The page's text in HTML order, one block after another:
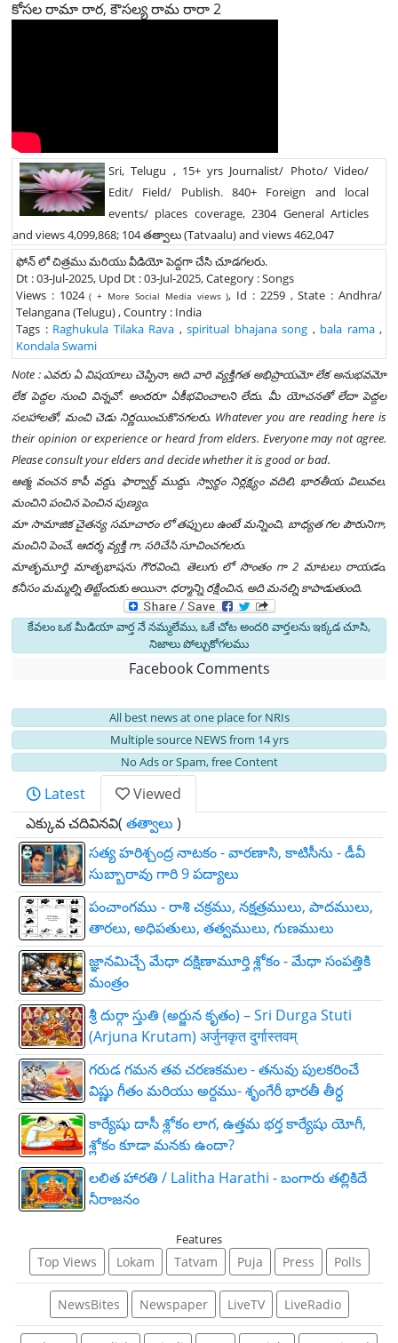
కోసల రామా రార, కౌసల్య రామ రారా 2
Sri, Telugu , 15+ yrs Journalist/ Photo/ Video/
Edit/ Field/ Publish. 840+ Foreign and local
events/ places coverage, 2304 General Articles
and views 4,099,868; 104 తత్వాలు (Tatvaalu) and views 462,047
ఫోన్ లో చిత్రము మరియు వీడియో పెద్దగా చేసి చూడగలరు.
Dt : 03-Jul-2025, Upd Dt : 03-Jul-2025, Category : Songs
Views : 1024( + More Social Media views ), Id : 2259 , State : Andhra/
Telangana (Telugu) , Country : India
Tags : Raghukula Tilaka Rava , spiritual bhajana song , bala rama,
Kondala Swami
Note : ఎవరు ఏ విషయాలు చెప్పినా, అది వారి వ్యక్తిగత అభిప్రాయమో లేక అనుభవమో
లేక పెద్దల నుంచి విన్నవో. అందరూ ఏకీభవించాలని లేదు. మీ యోచనతో లేదా పెద్దల
సలహాలతో, మంచి చెడు నిర్ణయించుకొనగలరు. Whatever you are reading here is
their opinion or experience or heard from elders. Everyone may not agree.
Please consult your elders and decide whether it is good or bad.
ఆత్మ వంచన కాపీ వద్దు, ఫార్వార్డ్ ముద్దు. స్వార్థం నిర్లక్ష్యం వదిలి, భారతీయ విలువల,
మంచిని పంచిన పెంచిన పుణ్యం.
మా సామాజిక చైతన్య సమాచారం లో తప్పులు ఉంటే మన్నించి, బాధ్యత గల పౌరునిగా,
మంచిని పెంచే, ఆదర్శ వ్యక్తి గా, సరిచేసి సూచించగలరు.
మాతృమూర్తి మాతృభాషను గౌరవించి, తెలుగు లో సొంతం గా 2 మాటలు రాయడం,
కనీసం మమ్మల్ని తిట్టేందుకు అయినా. ధర్మాన్ని రక్షించిన, అది మనల్ని కాపాడుతుంది.
కేవలం ఒక మీడియా వార్త నే నమ్మలేము, ఒకే చోట అందరి వార్తలను ఇక్కడ చూసి,
నిజాలు పోల్చుకోగలము
Facebook Comments
All best news at one place for NRIs
Multiple source NEWS from 14 yrs
No Ads or Spam, free Content
Latest
Viewed
ఎక్కువ చదివినవి( తత్వాలు )
సత్య హరిశ్చంద్ర నాటకం - వారణాసి, కాటిసీను - డీవీ
సుబ్బారావు గారి 9 పద్యాలు
పంచాంగము - రాశి చక్రము, నక్షత్రములు, పాదములు,
తారలు, అధిపతులు, తత్వములు, గుణములు
జ్ఞాన‌మిచ్చే మేధా ద‌క్షిణామూర్తి శ్లోకం - మేధా సంపత్తికి
మంత్రం
శ్రీ దుర్గా స్తుతి (అర్జున కృతం) – Sri Durga Stuti
(Arjuna Krutam) अर्जुनकृत दुर्गास्तवम्
గరుడ గమన తవ చరణకమల - తనువు పులకరించే
విష్ణు గీతం మరియు అర్దము- శృంగేరీ భారతీ తీర్ధ
కార్యేషు దాసీ శ్లోకం లాగ, ఉత్తమ భర్త కార్యేషు యోగీ,
శ్లోకం కూడా మనకు ఉందా?
లలిత హారతి / Lalitha Harathi - బంగారు తల్లికిదే
నీరాజనం
Features
Top Views Lokam Tatvam Puja Press Polls
NewsBites Newspaper LiveTV LiveRadio